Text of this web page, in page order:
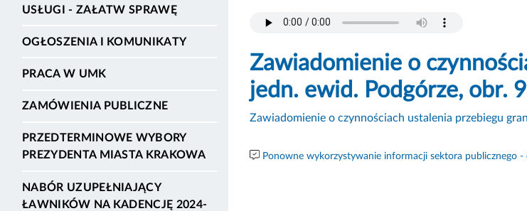
USŁUGI - ZAŁATW SPRAWĘ
OGŁOSZENIA I KOMUNIKATY
PRACA W UMK
ZAMÓWIENIA PUBLICZNE
PRZEDTERMINOWE WYBORY
PREZYDENTA MIASTA KRAKOWA
NABÓR UZUPEŁNIAJĄCY
ŁAWNIKÓW NA KADENCJĘ 2024-
Zawiadomienie o
jedn. ewid. Podgórze, obr.
Zawiadomienie o czynnościach ustalenia przebiegu
Ponowne wykorzystywanie informacji sektora publicznego -